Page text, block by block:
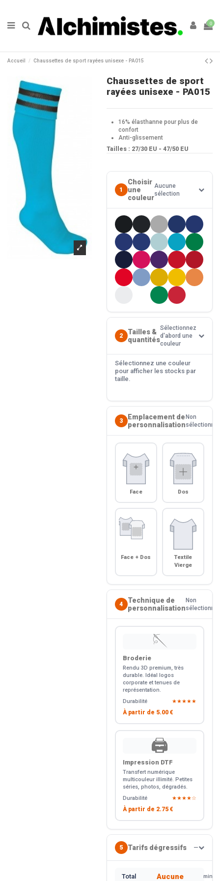
0
Accueil Chaussettes de sport rayées unisexe - PA015
Chaussettes de sport
rayées unisexe - PA015
16% élasthanne pour plus de
confort
Anti-glissement
Tailles : 27/30 EU - 47/50 EU
1
Choisir
une
couleur
Aucune
sélection
2
Tailles &
quantités
Sélectionnez
d'abord une
couleur
Sélectionnez une couleur
pour afficher les stocks par
taille.
3
Emplacement de
personnalisation
Non
sélectionné
Face Dos
Face + Dos
Textile
Vierge
4
Technique de
personnalisation
Non
sélectionné
🪡
Broderie
Rendu 3D premium, très
durable. Idéal logos
corporate et tenues de
représentation.
Durabilité
★★★★★
À partir de 5.00 €
🖨️
Impression DTF
Transfert numérique
multicouleur illimité. Petites
séries, photos, dégradés.
Durabilité
★★★★☆
À partir de 2.75 €
5 Tarifs dégressifs —
Total
Aucune
min.